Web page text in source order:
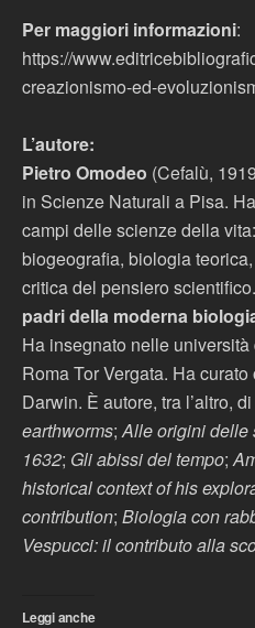
Per maggiori informazioni:
https://
creazionismo-ed-
L’autore:
Pietro Omodeo (Cefalù,
in Scienze Naturali a Pisa.
campi delle scienze della
biogeografia, biologia
critica del pensiero scientifico.
padri della moderna
Ha insegnato nelle
Roma Tor Vergata. Ha
Darwin. È autore, tra l’altro, di
earthworms; Alle origini delle
1632; Gli abissi del tempo;
historical context of his
contribution; Biologia con
Vespucci: il contributo alla
Leggi anche